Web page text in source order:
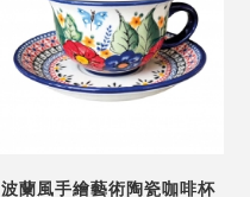
波蘭風手繪藝術陶瓷咖啡杯